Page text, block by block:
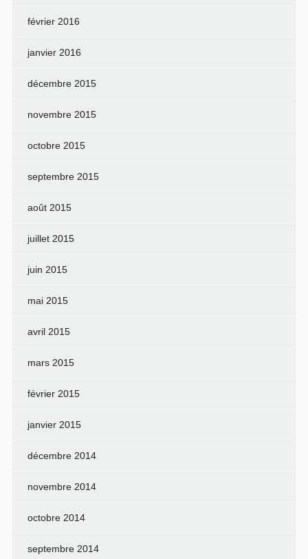
février 2016
janvier 2016
décembre 2015
novembre 2015
octobre 2015
septembre 2015
août 2015
juillet 2015
juin 2015
mai 2015
avril 2015
mars 2015
février 2015
janvier 2015
décembre 2014
novembre 2014
octobre 2014
septembre 2014